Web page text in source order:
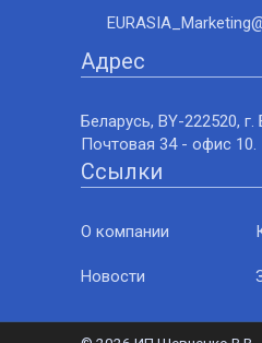
Адрес
Беларусь, BY-222520, г.
Почтовая 34 - офис 10.
Ссылки
О компании
Новости